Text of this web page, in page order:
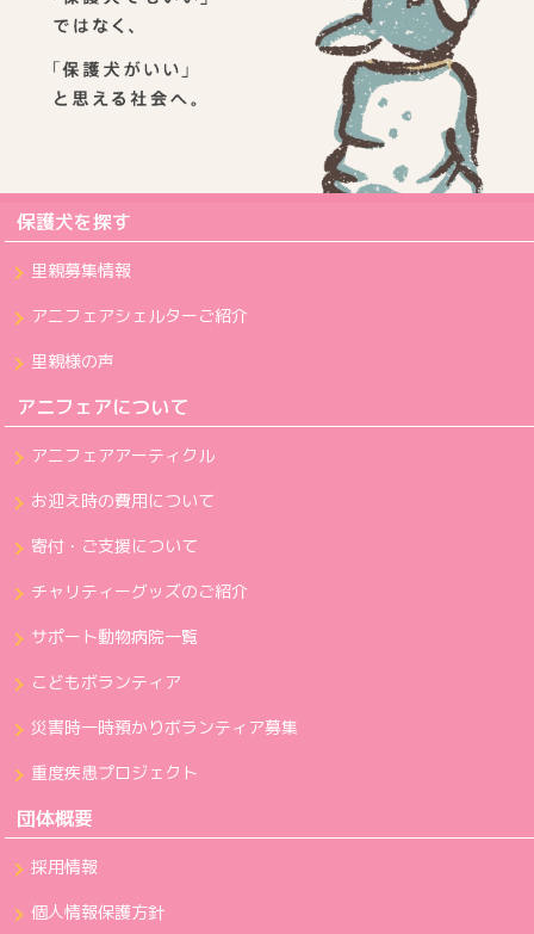
保護犬を探す
里親募集情報
アニフェアシェルターご紹介
里親様の声
アニフェアについて
アニフェアアーティクル
お迎え時の費用について
寄付・ご支援について
チャリティーグッズのご紹介
サポート動物病院一覧
こどもボランティア
災害時一時預かりボランティア募集
重度疾患プロジェクト
団体概要
採用情報
個人情報保護方針